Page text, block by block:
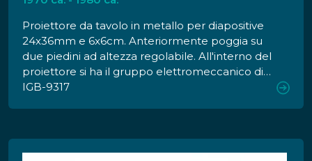
Proiettore da tavolo in metallo per diapositive
24x36mm e 6x6cm. Anteriormente poggia su
due piedini ad altezza regolabile. All'interno del
proiettore si ha il gruppo elettromeccanico di
comando, il motore con la ventola di
IGB-9317